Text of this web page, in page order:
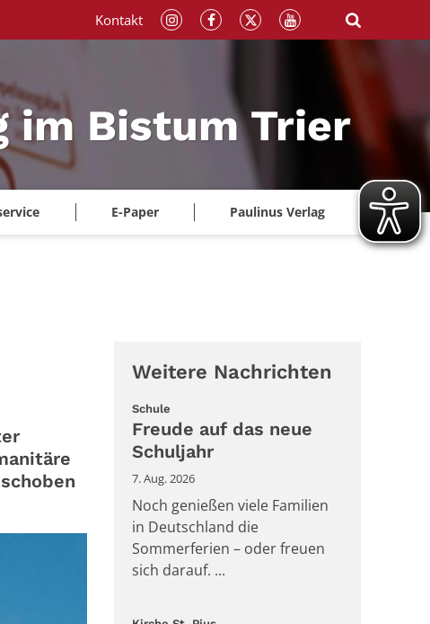
im Bistum Trier
E-Paper Paulinus Verlag
Kontakt
Weitere Nachrichten
Schule
Freude auf das neue
Schuljahr
7. Aug. 2026
Noch genießen viele Familien
in Deutschland die
Sommerferien – oder freuen
sich darauf. ...